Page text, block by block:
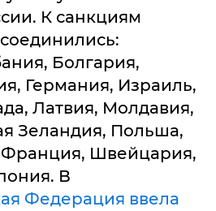
К санкциям
Болгария,
Германия, Израиль,
Латвия, Молдавия,
Зеландия, Польша,
Швейцария,
В
Федерация ввела